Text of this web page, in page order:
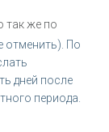
так же по
отменить). По
дней после
периода.